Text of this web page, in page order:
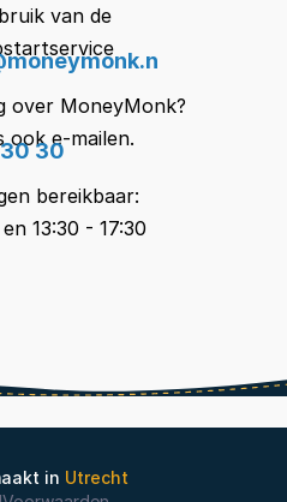
van de
over MoneyMonk?
ook e-mailen.
30
bereikbaar:
13:30 - 17:30
in Utrecht